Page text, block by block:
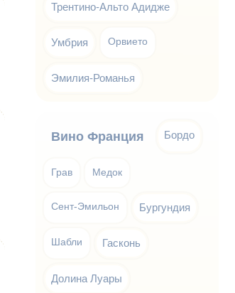
Трентино-Альто Адидже
Умбрия Орвието
Эмилия-Романья
Вино Франция Бордо
Грав Медок
Сент-Эмильон Бургундия
Шабли Гасконь
Долина Луары